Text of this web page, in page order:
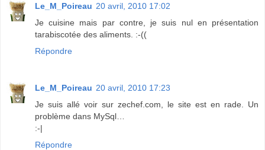
Le_M_Poireau 20 avril, 2010 17:02
Je cuisine mais par contre, je suis nul en présentation
tarabiscotée des aliments. :-((
Répondre
Le_M_Poireau 20 avril, 2010 17:23
Je suis allé voir sur zechef.com, le site est en rade. Un
problème dans MySql…
:-|
Répondre